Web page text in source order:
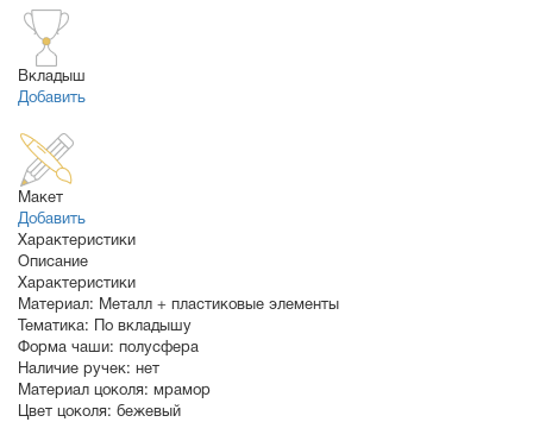
Вкладыш
Добавить
Макет
Добавить
Характеристики
Описание
Характеристики
Материал: Металл + пластиковые элементы
Тематика:
По вкладышу
Форма чаши: полусфера
Наличие ручек: нет
Материал цоколя: мрамор
Цвет цоколя: бежевый